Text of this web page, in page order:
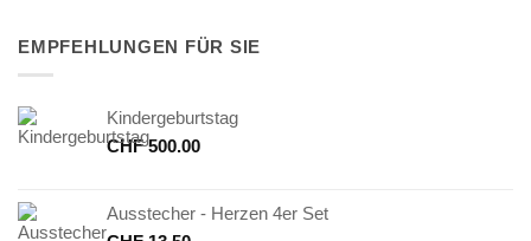
EMPFEHLUNGEN FÜR SIE
Kindergeburtstag
CHF500.00
Ausstecher - Herzen 4er Set